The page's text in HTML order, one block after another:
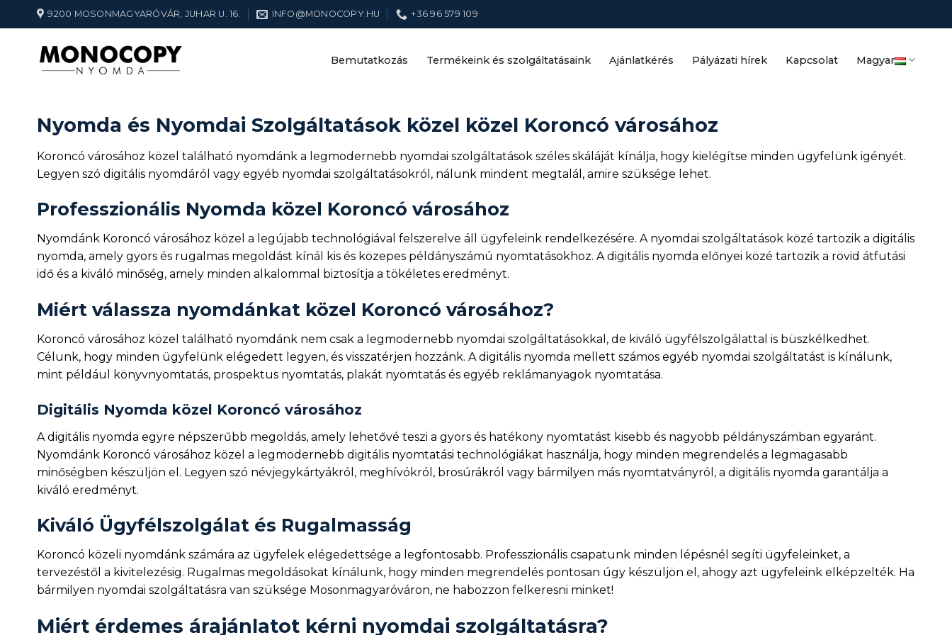
to
content
9200 MOSONMAGYARÓVÁR, JUHAR U. 16. INFO@MONOCOPY.HU +36 96 579 109
Bemutatkozás Termékeink és szolgáltatásaink Ajánlatkérés Pályázati hírek Kapcsolat Magyar
Nyomda és Nyomdai Szolgáltatások közel közel Koroncó városához
Koroncó városához közel található nyomdánk a legmodernebb nyomdai szolgáltatások széles skáláját kínálja, hogy kielégítse minden ügyfelünk igényét.
Legyen szó digitális nyomdáról vagy egyéb nyomdai szolgáltatásokról, nálunk mindent megtalál, amire szüksége lehet.
Professzionális Nyomda közel Koroncó városához
Nyomdánk Koroncó városához közel a legújabb technológiával felszerelve áll ügyfeleink rendelkezésére. A nyomdai szolgáltatások közé tartozik a digitális
nyomda, amely gyors és rugalmas megoldást kínál kis és közepes példányszámú nyomtatásokhoz. A digitális nyomda előnyei közé tartozik a rövid átfutási
idő és a kiváló minőség, amely minden alkalommal biztosítja a tökéletes eredményt.
Miért válassza nyomdánkat közel Koroncó városához?
Koroncó városához közel található nyomdánk nem csak a legmodernebb nyomdai szolgáltatásokkal, de kiváló ügyfélszolgálattal is büszkélkedhet.
Célunk, hogy minden ügyfelünk elégedett legyen, és visszatérjen hozzánk. A digitális nyomda mellett számos egyéb nyomdai szolgáltatást is kínálunk,
mint például könyvnyomtatás, prospektus nyomtatás, plakát nyomtatás és egyéb reklámanyagok nyomtatása.
Digitális Nyomda közel Koroncó városához
A digitális nyomda egyre népszerűbb megoldás, amely lehetővé teszi a gyors és hatékony nyomtatást kisebb és nagyobb példányszámban egyaránt.
Nyomdánk Koroncó városához közel a legmodernebb digitális nyomtatási technológiákat használja, hogy minden megrendelés a legmagasabb
minőségben készüljön el. Legyen szó névjegykártyákról, meghívókról, brosúrákról vagy bármilyen más nyomtatványról, a digitális nyomda garantálja a
kiváló eredményt.
Kiváló Ügyfélszolgálat és Rugalmasság
Koroncó közeli nyomdánk számára az ügyfelek elégedettsége a legfontosabb. Professzionális csapatunk minden lépésnél segíti ügyfeleinket, a
tervezéstől a kivitelezésig. Rugalmas megoldásokat kínálunk, hogy minden megrendelés pontosan úgy készüljön el, ahogy azt ügyfeleink elképzelték. Ha
bármilyen nyomdai szolgáltatásra van szüksége Mosonmagyaróváron, ne habozzon felkeresni minket!
Miért érdemes árajánlatot kérni nyomdai szolgáltatásra?